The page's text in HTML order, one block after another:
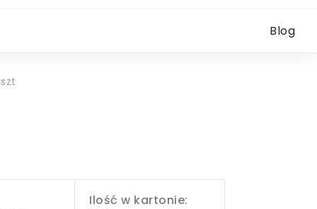
Blog
Ilość w kartonie: